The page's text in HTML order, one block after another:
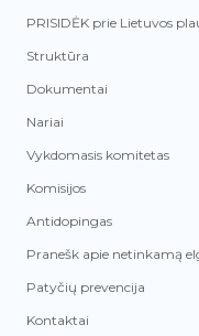
PRISIDĖK prie Lietuvos
Struktūra
Dokumentai
Nariai
Vykdomasis komitetas
Komisijos
Antidopingas
Pranešk apie netinkamą
Patyčių prevencija
Kontaktai